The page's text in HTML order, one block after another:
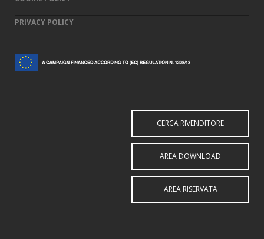
PRIVACY POLICY
CERCA RIVENDITORE
AREA DOWNLOAD
AREA RISERVATA